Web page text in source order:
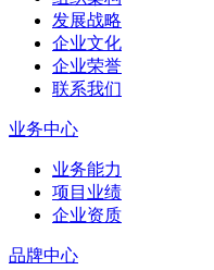
发展战略
企业文化
企业荣誉
联系我们
业务中心
业务能力
项目业绩
企业资质
品牌中心